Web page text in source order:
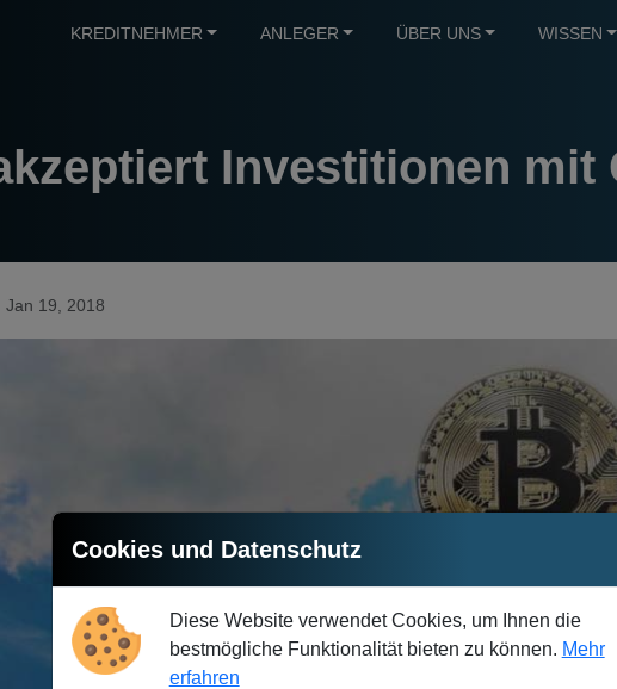
KREDITNEHMER ANLEGER ÜBER UNS WISSEN
Investitionen
Jan 19, 2018
Cookies und Datenschutz
Diese Website verwendet Cookies, um Ihnen die
bestmögliche Funktionalität bieten zu können. Mehr
erfahren